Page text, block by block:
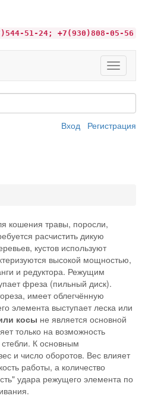
51-24; +7(930)808-05-56
Toggle
Вход Регистрация
кошения травы, поросли,
расчистить дикую
кустов используют
высокой мощностью,
и редуктора. Режущим
фреза (пильный диск).
имеет облегчённую
элемента выступает леска или
косы не является основной
только на возможность
К основным
и число оборотов. Вес влияет
работы, а количество
удара режущего элемента по